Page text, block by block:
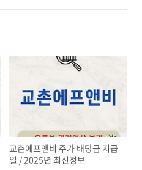
교촌에프앤비 주가 배당금 지급
일 / 2025년 최신정보